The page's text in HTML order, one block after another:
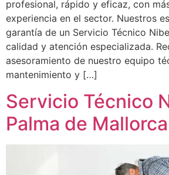
profesional, rápido y eficaz, con
experiencia en el sector. Nuestros
garantía de un Servicio Técnico
calidad y atención especializada.
asesoramiento de nuestro equipo
mantenimiento y […]
Servicio Técnico
Palma de Mallorca